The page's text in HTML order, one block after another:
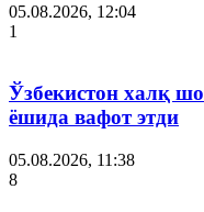
05.08.2026, 12:04
1
Ўзбекистон халқ
ёшида вафот этди
05.08.2026, 11:38
8